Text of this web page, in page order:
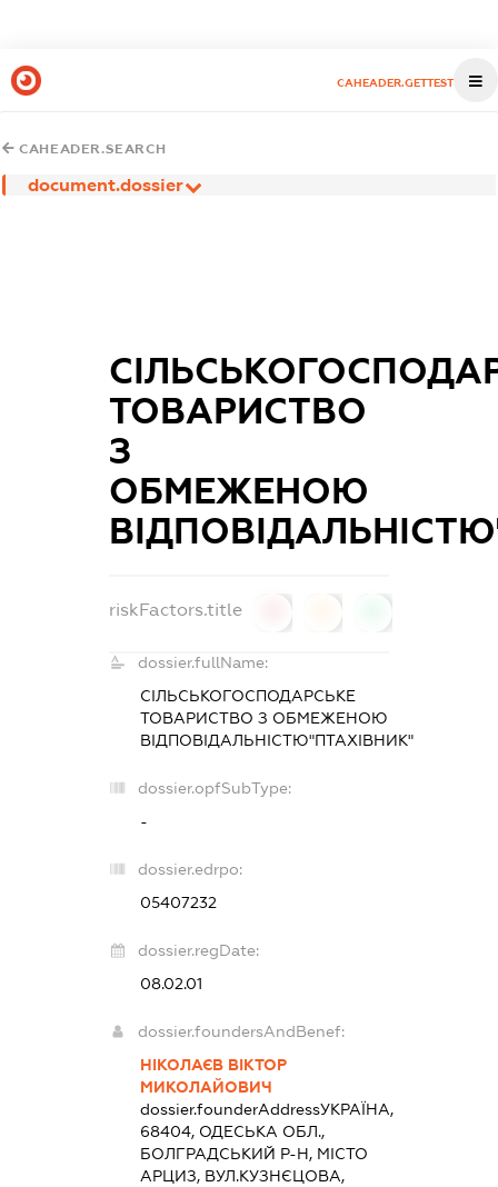
CAHEADER.GETTEST
CAHEADER.SEARCH
document.dossier
ТОВАРИСТВО
З
ОБМЕЖЕНОЮ
riskFactors.title
dossier.fullName:
СІЛЬСЬКОГОСПОДАРСЬКЕ
ТОВАРИСТВО З ОБМЕЖЕНОЮ
ВІДПОВІДАЛЬНІСТЮ"ПТАХІВНИК"
dossier.opfSubType:
-
dossier.edrpo:
05407232
dossier.regDate:
08.02.01
dossier.foundersAndBenef:
НІКОЛАЄВ ВІКТОР
МИКОЛАЙОВИЧ
dossier.founderAddressУКРАЇНА,
68404, ОДЕСЬКА ОБЛ.,
БОЛГРАДСЬКИЙ Р-Н, МІСТО
АРЦИЗ, ВУЛ.КУЗНЄЦОВА,